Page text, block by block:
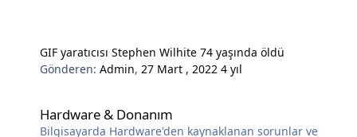
GIF yaratıcısı Stephen Wilhite 74 yaşında öldü
Gönderen:Admin, 27 Mart , 20224 yıl
Hardware & Donanım
Bilgisayarda Hardware'den kaynaklanan sorunlar ve